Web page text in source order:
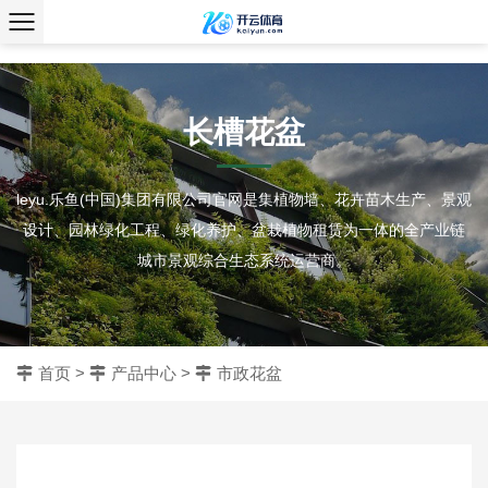
、
长槽花盆
leyu.乐鱼(中国)集团有限公司官网是集植物墙、花卉苗木生产、景观
设计、园林绿化工程、绿化养护、盆栽植物租赁为一体的全产业链
城市景观综合生态系统运营商。
首页 > 产品中心 > 市政花盆